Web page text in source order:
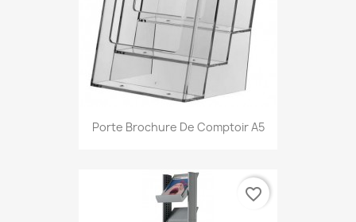
Porte Brochure De Comptoir A5
favorite_border